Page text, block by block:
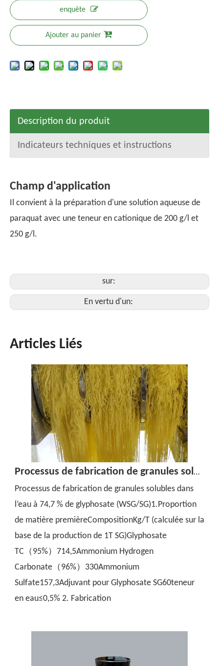
enquête
Ajouter au panier
Description du produit
Indicateurs techniques et instructions
Champ d'application
Il convient à la préparation d'une solution aqueuse de
paraquat avec une teneur en cationique de 200 g/l et
250 g/l.
sur:
En vertu d'un:
Articles Liés
Processus de fabrication de granules solubles dans l'eau à 74,7 % de glyphosate (WSG/SG)
Processus de fabrication de granules solubles dans
l’eau à 74,7 % de glyphosate (WSG/SG)1.Proportion
de matière premièreCompositionKg/T (calculée sur la
base de la production de 1T SG)Glyphosate
TC（95%）714,5Ammonium Hydrogen
Carbonate（96%）330Ammonium
Sulfate157,3Adjuvant pour Glyphosate SG60teneur
en eau≤0,5% 2. Fabrication